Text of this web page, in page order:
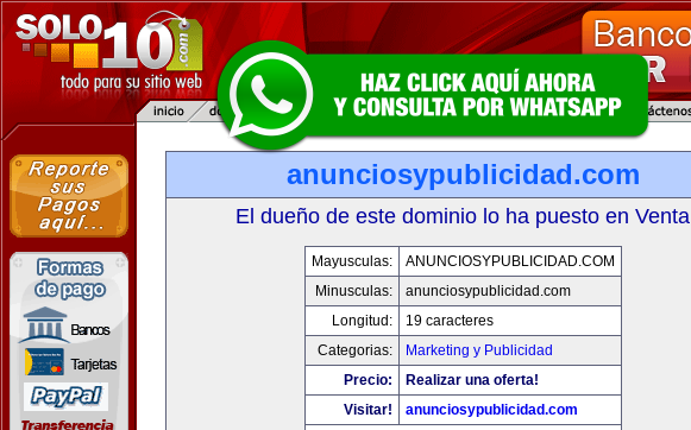
anunciosypublicidad.com
El dueño de este dominio lo ha puesto en Venta
Mayusculas:
ANUNCIOSYPUBLICIDAD.COM
Minusculas:
anunciosypublicidad.com
Longitud:
19 caracteres
Categorias:
Marketing y Publicidad
Precio:
Realizar una oferta!
Visitar!
anunciosypublicidad.com